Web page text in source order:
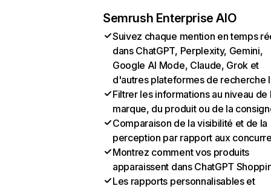
Semrush Enterprise AIO
Suivez chaque mention en temps
dans ChatGPT, Perplexity, Gemini,
Google AI Mode, Claude, Grok et
d'autres plateformes de recherche
Filtrer les informations au niveau de
marque, du produit ou de la
Comparaison de la visibilité et de la
perception par rapport aux
Montrez comment vos produits
apparaissent dans ChatGPT
Les rapports personnalisables et